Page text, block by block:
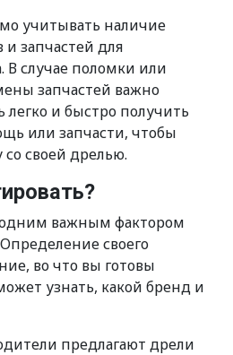
учитывать наличие
запчастей для
В случае поломки или
запчастей важно
и быстро получить
или запчасти, чтобы
своей дрелью.
одним важным фактором
своего
во что вы готовы
узнать, какой бренд и
предлагают дрели